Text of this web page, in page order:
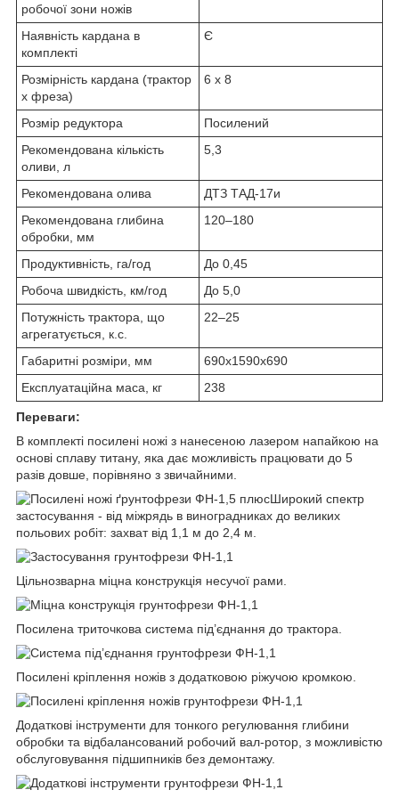
робочої зони ножів
Наявність кардана в
комплекті
Є
Розмірність кардана (трактор
х фреза)
6 х 8
Розмір редуктора
Посилений
Рекомендована кількість
оливи, л
5,3
Рекомендована олива
ДТЗ ТАД-17и
Рекомендована глибина
обробки, мм
120–180
Продуктивність, га/год
До 0,45
Робоча швидкість, км/год
До 5,0
Потужність трактора, що
агрегатується, к.с.
22–25
Габаритні розміри, мм
690x1590x690
Експлуатаційна маса, кг
238
Переваги:
В комплекті посилені ножі з нанесеною лазером напайкою на
основі сплаву титану, яка дає можливість працювати до 5
разів довше, порівняно з звичайними.
Широкий спектр
застосування - від міжрядь в виноградниках до великих
польових робіт: захват від 1,1 м до 2,4 м.
Цільнозварна міцна конструкція несучої рами.
Посилена триточкова система під’єднання до трактора.
Посилені кріплення ножів з додатковою ріжучою кромкою.
Додаткові інструменти для тонкого регулювання глибини
обробки та відбалансований робочий вал-ротор, з можливістю
обслуговування підшипників без демонтажу.